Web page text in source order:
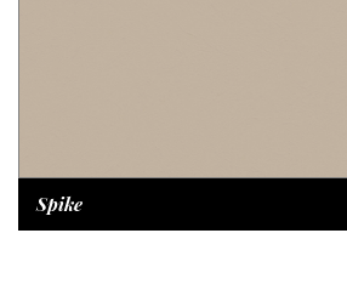
Spike